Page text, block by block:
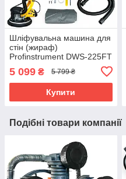
Шліфувальна машина для
стін (жираф)
Profinstrument DWS-225FT
5 099 ₴ 5 799 ₴
Купити
Подібні товари компанії